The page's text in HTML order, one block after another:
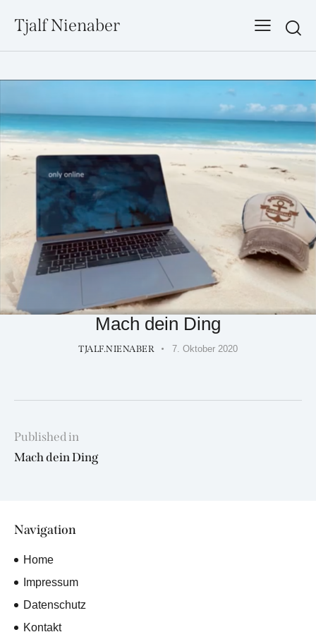
Tjalf Nienaber
Mach dein Ding
TJALF.NIENABER 7. Oktober 2020
Beitragsnavigation
Published in
Previous
Mach dein Ding
Navigation
Home
Impressum
Datenschutz
Kontakt